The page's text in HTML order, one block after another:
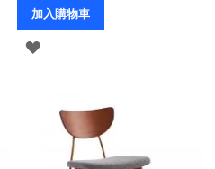
加入購物車
登